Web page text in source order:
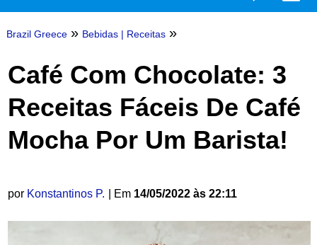
Brazil Greece » Bebidas| Receitas »
Café Com Chocolate: 3
Receitas Fáceis De Café
Mocha Por Um Barista!
por Konstantinos P. | Em 14/05/2022 às 22:11